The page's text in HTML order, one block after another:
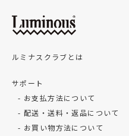
ルミナスクラブとは
サポート
お支払方法について
配送・送料・返品について
お買い物方法について